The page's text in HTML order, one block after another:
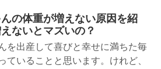
の体重が増えない原因を紹
ないとマズいの？
を出産して喜びと幸せに満ちた毎
ていることと思います。けれど、